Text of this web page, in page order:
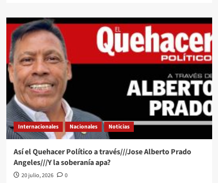
Échale
una
miradita
al
cartón
de
#Luy
#Monero
a
través
de
su
trazo
editorial///La
de
Rosario
#QPMX
Internacionales Nacionales Noticias
Así el Quehacer Político a través///Jose Alberto Prado
Angeles///Y la soberanía apa?
20 julio, 2026
0